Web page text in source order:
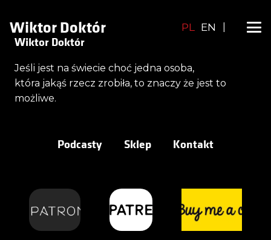
Wiktor Doktór PL EN
Wiktor Doktór
Jeśli jest na świecie choć jedna osoba,
która jakąś rzecz zrobiła, to znaczy że jest to
możliwe.
Podcasty Sklep Kontakt